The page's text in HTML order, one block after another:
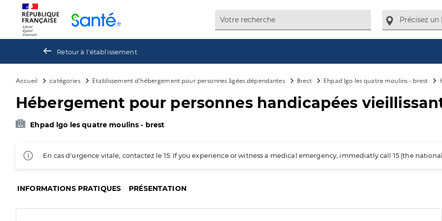
Retour à l'établissement
Accueil catégories Etablissement d'hébergement pour personnes âgées dépendantes Brest Ehpad lgo les quatre moulins - brest
Hébergement pour personnes handicapées
Ehpad lgo les quatre moulins - brest
En cas d'urgence vitale, contactez le 15. If you experience or witness a medical emergency, immediatly call 15 (the
INFORMATIONS PRATIQUES PRÉSENTATION
Panneau de gestion des cookies